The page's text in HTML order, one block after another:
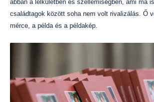
abban a lelkületben és szellemiségben, ami ma
családtagok között soha nem volt rivalizálás. Ő
mérce, a példa és a példakép.